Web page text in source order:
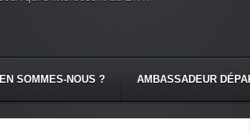
SOMMES-NOUS ? AMBASSADEUR